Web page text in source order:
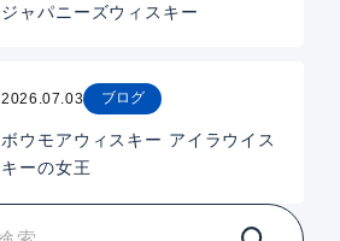
ジャパニーズウィスキー
2026.07.03 ブログ
ボウモアウィスキー アイラウイス
キーの女王